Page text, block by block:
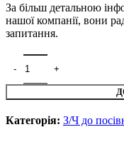
За більш детальною
нашої компанії, вони
запитання.
Категорія: З/Ч до